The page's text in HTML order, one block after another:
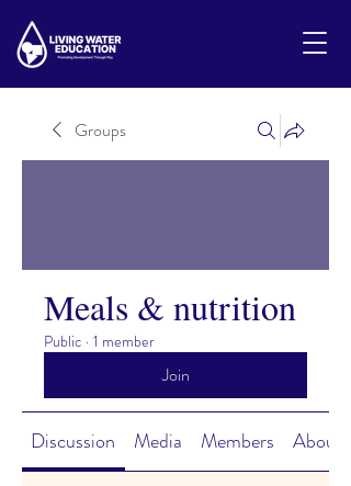
Groups
Meals & nutrition
Public · 1 member
Join
Discussion Media Members About